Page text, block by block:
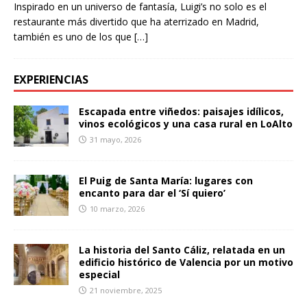
Inspirado en un universo de fantasía, Luigi’s no solo es el
restaurante más divertido que ha aterrizado en Madrid,
también es uno de los que […]
EXPERIENCIAS
Escapada entre viñedos: paisajes idílicos,
vinos ecológicos y una casa rural en LoAlto
31 mayo, 2026
El Puig de Santa María: lugares con
encanto para dar el ‘Sí quiero’
10 marzo, 2026
La historia del Santo Cáliz, relatada en un
edificio histórico de Valencia por un motivo
especial
21 noviembre, 2025